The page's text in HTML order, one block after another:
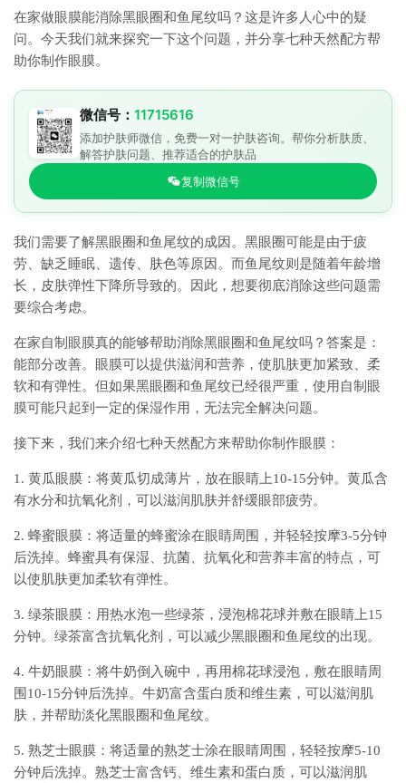
在家做眼膜能消除黑眼圈和鱼尾纹吗？这是许多人心中的疑
问。今天我们就来探究一下这个问题，并分享七种天然配方帮
助你制作眼膜。
微信号： 11715616
添加护肤师微信，免费一对一护肤咨询。帮你分析肤质、
解答护肤问题、推荐适合的护肤品
复制微信号
我们需要了解黑眼圈和鱼尾纹的成因。黑眼圈可能是由于疲
劳、缺乏睡眠、遗传、肤色等原因。而鱼尾纹则是随着年龄增
长，皮肤弹性下降所导致的。因此，想要彻底消除这些问题需
要综合考虑。
在家自制眼膜真的能够帮助消除黑眼圈和鱼尾纹吗？答案是：
能部分改善。眼膜可以提供滋润和营养，使肌肤更加紧致、柔
软和有弹性。但如果黑眼圈和鱼尾纹已经很严重，使用自制眼
膜可能只起到一定的保湿作用，无法完全解决问题。
接下来，我们来介绍七种天然配方来帮助你制作眼膜：
1. 黄瓜眼膜：将黄瓜切成薄片，放在眼睛上10-15分钟。黄瓜含
有水分和抗氧化剂，可以滋润肌肤并舒缓眼部疲劳。
2. 蜂蜜眼膜：将适量的蜂蜜涂在眼睛周围，并轻轻按摩3-5分钟
后洗掉。蜂蜜具有保湿、抗菌、抗氧化和营养丰富的特点，可
以使肌肤更加柔软有弹性。
3. 绿茶眼膜：用热水泡一些绿茶，浸泡棉花球并敷在眼睛上15
分钟。绿茶富含抗氧化剂，可以减少黑眼圈和鱼尾纹的出现。
4. 牛奶眼膜：将牛奶倒入碗中，再用棉花球浸泡，敷在眼睛周
围10-15分钟后洗掉。牛奶富含蛋白质和维生素，可以滋润肌
肤，并帮助淡化黑眼圈和鱼尾纹。
5. 熟芝士眼膜：将适量的熟芝士涂在眼睛周围，轻轻按摩5-10
分钟后洗掉。熟芝士富含钙、维生素和蛋白质，可以滋润肌